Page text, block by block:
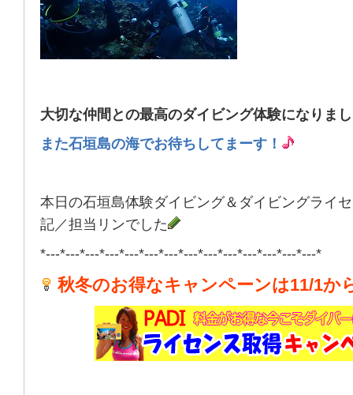
大切な仲間との最高のダイビング体験になりま
また石垣島の海でお待ちしてまーす！
本日の石垣島体験ダイビング＆ダイビングライ
記／担当リンでした
*---*---*---*---*---*---*---*---*---*---*---*---*---*---*
秋冬のお得なキャンペーンは11/1か